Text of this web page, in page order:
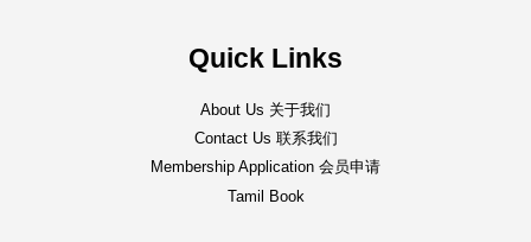
Quick Links
About Us 关于我们
Contact Us 联系我们
Membership Application 会员申请
Tamil Book